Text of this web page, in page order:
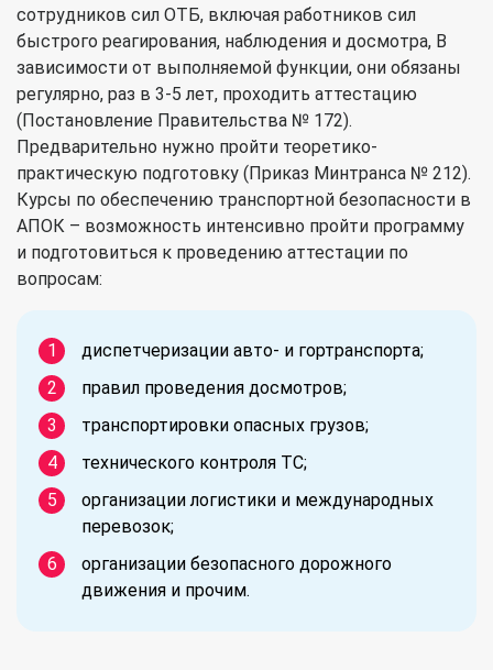
сотрудников сил ОТБ, включая работников сил
быстрого реагирования, наблюдения и досмотра, В
зависимости от выполняемой функции, они обязаны
регулярно, раз в 3-5 лет, проходить аттестацию
(Постановление Правительства № 172).
Предварительно нужно пройти теоретико-
практическую подготовку (Приказ Минтранса № 212).
Курсы по обеспечению транспортной безопасности в
АПОК – возможность интенсивно пройти программу
и подготовиться к проведению аттестации по
вопросам:
диспетчеризации авто- и гортранспорта;
правил проведения досмотров;
транспортировки опасных грузов;
технического контроля ТС;
организации логистики и международных
перевозок;
организации безопасного дорожного
движения и прочим.